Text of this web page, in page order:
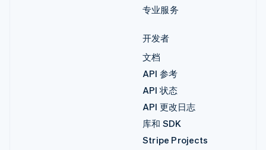
专业服务
开发者
文档
API 参考
API 状态
API 更改日志
库和 SDK
Stripe Projects